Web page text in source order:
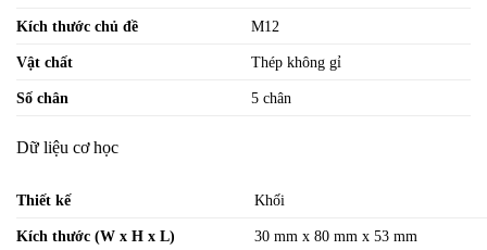
Kích thước chủ đề M12
Vật chất Thép không gỉ
Số chân 5 chân
Dữ liệu cơ học
Thiết kế Khối
Kích thước (W x H x L) 30 mm x 80 mm x 53 mm